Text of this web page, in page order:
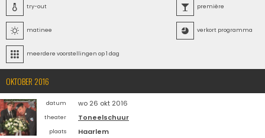
 try-out  première
 matinee  verkort programma
 meerdere voorstellingen op 1 dag
OKTOBER 2016
datum wo 26 okt 2016
theater Toneelschuur
plaats Haarlem